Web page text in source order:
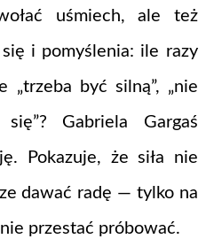
uśmiech, ale też
i pomyślenia: ile razy
„trzeba być silną”, „nie
się”? Gabriela Gargaś
Pokazuje, że siła nie
dawać radę — tylko na
przestać próbować.